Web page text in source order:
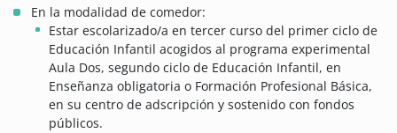
En la modalidad de comedor:
Estar escolarizado/a en tercer curso del primer ciclo de
Educación Infantil acogidos al programa experimental
Aula Dos, segundo ciclo de Educación Infantil, en
Enseñanza obligatoria o Formación Profesional Básica,
en su centro de adscripción y sostenido con fondos
públicos.